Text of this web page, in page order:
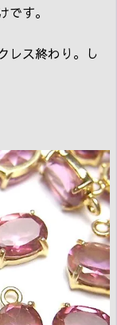
す。
レス終わり。し